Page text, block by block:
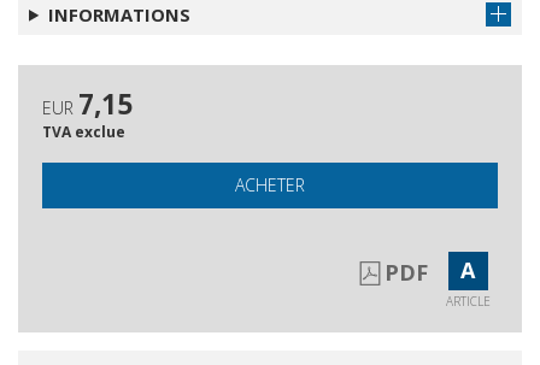
INFORMATIONS
EUR 7,15
TVA exclue
ACHETER
PDF A
ARTICLE